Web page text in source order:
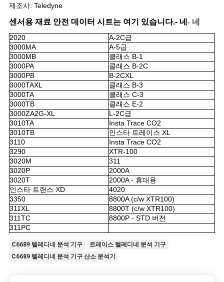
용
을
요
청
하
십
시
오
사
이
트
맵
제조사: Teledyne
센서용 재료 안전 데이터 시트는 여기 있습니다.- 네 - 네
2020
A-2C급
3000MA
A-5급
3000MB
클래스 B-1
3000PA
클래스 B-2C
3000PB
B-2CXL
3000TAXL
클래스 B-3
3000TA
클래스 C-3
3000TB
클래스 E-2
3000ZA2G-XL
L-2C급
3010TA
Insta Trace CO2
3010TB
인스타 트레이스 XL
3110
Insta Trace CO2
3290
XTR-100
3020M
311
3020P
2000A
3020T
2000A - 휴대용
인스타 트랜스 XD
4020
3350
8800A (c/w XTR100)
311XL
8800T (c/w XTR100)
311TC
8800P - STD 버전
311PC
C6689 텔레디네 분석 기구
트레이스 텔레디네 분석 기구
C6689 텔레디네 분석 기구 산소 분석기